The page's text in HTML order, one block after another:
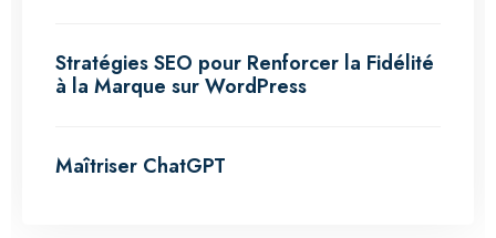
Stratégies SEO pour Renforcer la Fidélité
à la Marque sur WordPress
Maîtriser ChatGPT